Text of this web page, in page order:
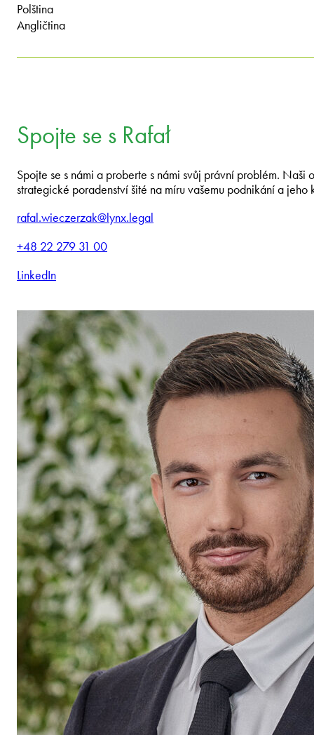
Polština
Angličtina
Spojte se s Rafał
Spojte se s námi a proberte s námi svůj právní problém. Naši
strategické poradenství šité na míru vašemu podnikání a jeho
rafal.wieczerzak@lynx.legal
+48 22 279 31 00
LinkedIn